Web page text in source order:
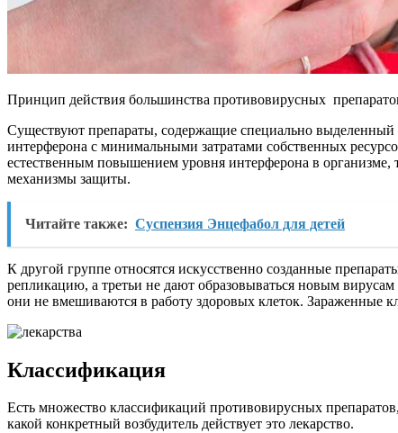
Принцип действия большинства противовирусных
Существуют препараты, содержащие специально
интерферона с минимальными затратами собственных
естественным повышением уровня интерферона в организме,
механизмы защиты.
Читайте также: Суспензия Энцефабол для детей
К другой группе относятся искусственно созданные
репликацию, а третьи не дают образовываться новым
они не вмешиваются в работу здоровых клеток. Зараженные
Классификация
Есть множество классификаций противовирусных
какой конкретный возбудитель действует это лекарство.